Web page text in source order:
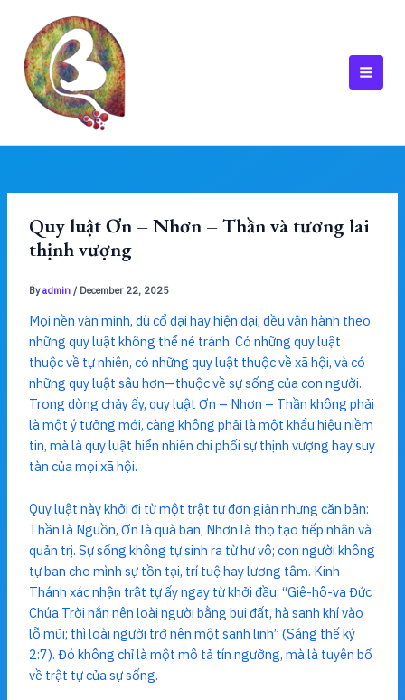
content
Quy luật Ơn – Nhơn – Thần và tương lai
thịnh vượng
Byadmin / December 22, 2025
Mọi nền văn minh, dù cổ đại hay hiện đại, đều vận hành theo
những quy luật không thể né tránh. Có những quy luật
thuộc về tự nhiên, có những quy luật thuộc về xã hội, và có
những quy luật sâu hơn—thuộc về sự sống của con người.
Trong dòng chảy ấy, quy luật Ơn – Nhơn – Thần không phải
là một ý tưởng mới, càng không phải là một khẩu hiệu niềm
tin, mà là quy luật hiển nhiên chi phối sự thịnh vượng hay suy
tàn của mọi xã hội.
Quy luật này khởi đi từ một trật tự đơn giản nhưng căn bản:
Thần là Nguồn, Ơn là quà ban, Nhơn là thọ tạo tiếp nhận và
quản trị. Sự sống không tự sinh ra từ hư vô; con người không
tự ban cho mình sự tồn tại, trí tuệ hay lương tâm. Kinh
Thánh xác nhận trật tự ấy ngay từ khởi đầu: “Giê-hô-va Đức
Chúa Trời nắn nên loài người bằng bụi đất, hà sanh khí vào
lỗ mũi; thì loài người trở nên một sanh linh” (Sáng thế ký
2:7). Đó không chỉ là một mô tả tín ngưỡng, mà là tuyên bố
về trật tự của sự sống.